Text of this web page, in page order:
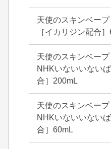
天使のスキンベー
［イカリジン配合
天使のスキンベー
NHKいないいない
合］200mL
天使のスキンベー
NHKいないいない
合］60mL